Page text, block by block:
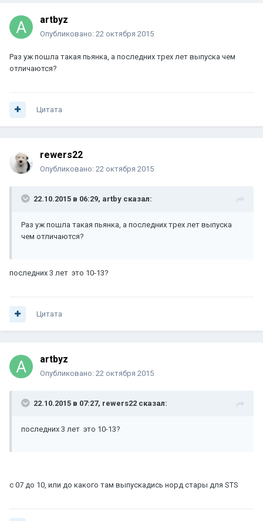
artbyz
Опубликовано: 22 октября 2015
Раз уж пошла такая пьянка, а последних трех лет выпуска чем
отличаются?
Цитата
rewers22
Опубликовано: 22 октября 2015
22.10.2015 в 06:29, artby сказал:
Раз уж пошла такая пьянка, а последних трех лет выпуска
чем отличаются?
последних 3 лет это 10-13?
Цитата
artbyz
Опубликовано: 22 октября 2015
22.10.2015 в 07:27, rewers22 сказал:
последних 3 лет это 10-13?
с 07 до 10, или до какого там выпускадись норд стары для STS